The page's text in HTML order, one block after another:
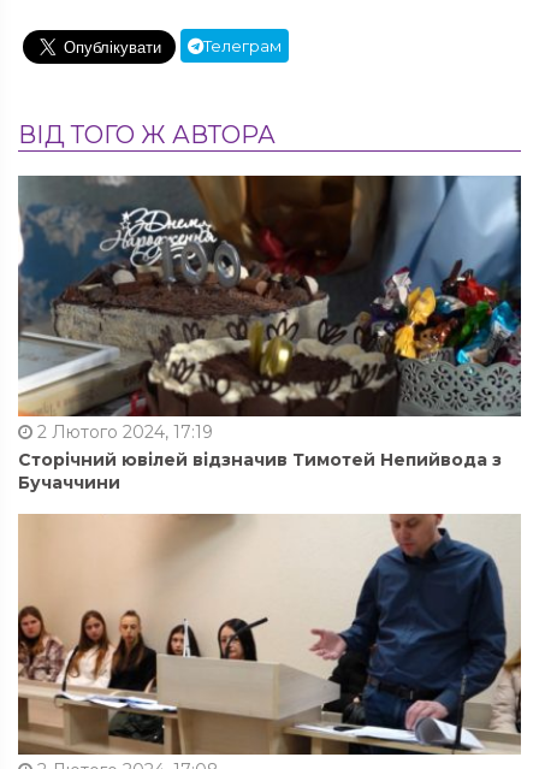
Телеграм
ВІД ТОГО Ж АВТОРА
2 Лютого 2024, 17:19
Сторічний ювілей відзначив Тимотей Непийвода з
Бучаччини